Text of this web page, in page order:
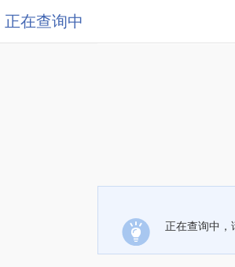
正在查询中
正在查询中，